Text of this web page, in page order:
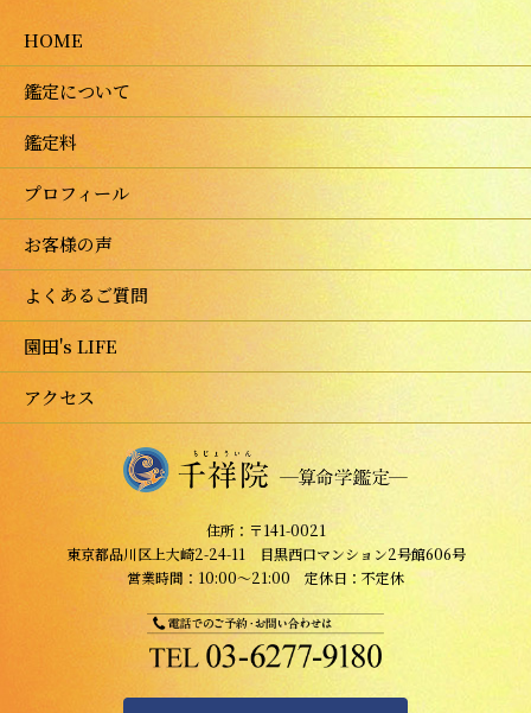
HOME
鑑定について
鑑定料
プロフィール
お客様の声
よくあるご質問
園田's LIFE
アクセス
住所：〒141-0021
東京都品川区上大崎2-24-11 目黒西口マンション2号館606号
営業時間：10:00～21:00 定休日：不定休